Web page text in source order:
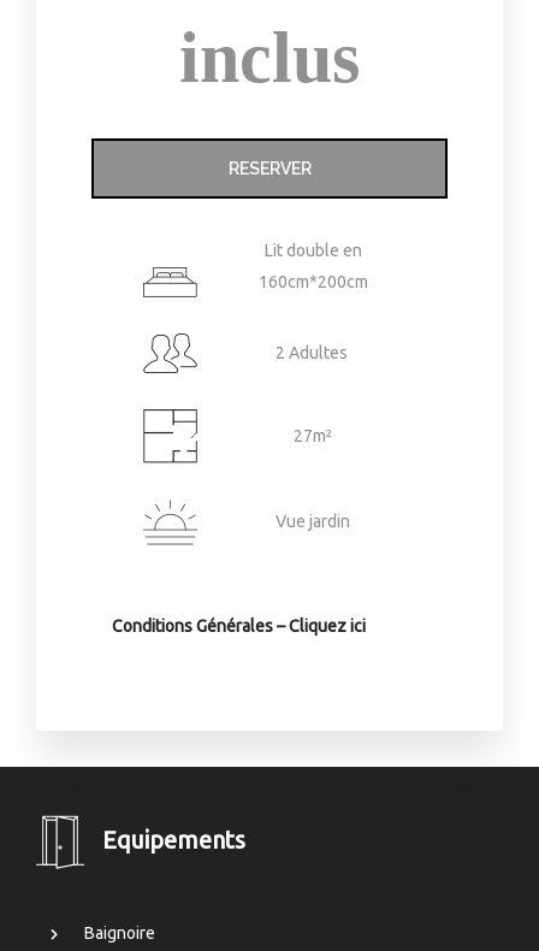
inclus
RESERVER
Lit double en
160cm*200cm
2 Adultes
27m²
Vue jardin
Conditions Générales – Cliquez ici
Equipements
Baignoire